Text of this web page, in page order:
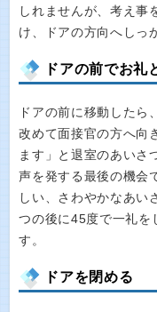
しれませんが、考え事
け、ドアの方向へしっ
ドアの前でお礼
ドアの前に移動したら
改めて面接官の方へ向
ます」と退室のあいさ
声を発する最後の機会
しい、さわやかなあい
つの後に45度で一礼を
す。
ドアを閉める